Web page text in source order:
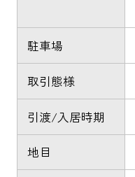
駐車場
取引態様
引渡/入居時期
地目